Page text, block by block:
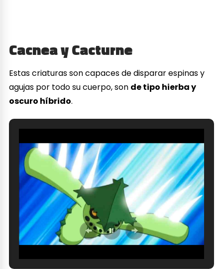
Cacnea y Cacturne
Estas criaturas son capaces de disparar espinas y
agujas por todo su cuerpo, son de tipo hierba y
oscuro híbrido.